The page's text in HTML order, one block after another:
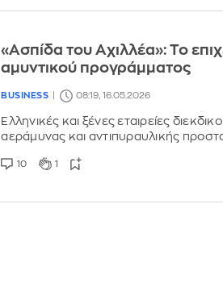
«Ασπίδα του Αχιλλέα»: Το
αμυντικού προγράμματος
BUSINESS 08:19, 16.05.2026
Ελληνικές και ξένες εταιρείες
αεράμυνας και αντιπυραυλικής
10 1